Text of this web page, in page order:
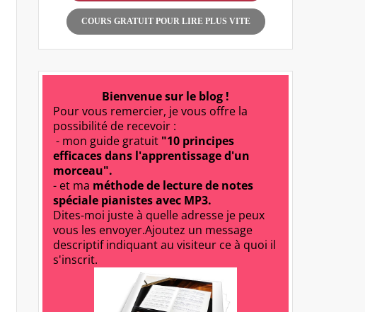
COURS GRATUIT POUR LIRE PLUS VITE